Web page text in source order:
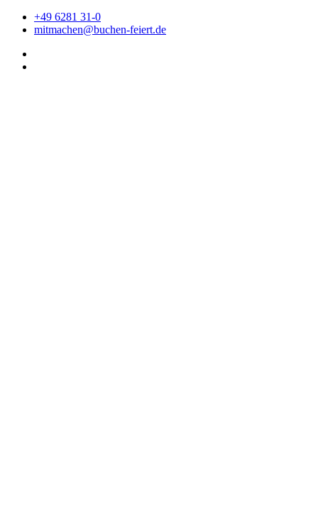
+49 6281 31-0
mitmachen@buchen-feiert.de